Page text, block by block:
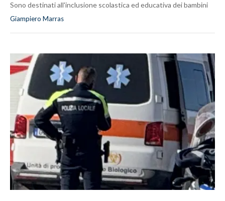
Sono destinati all'inclusione scolastica ed educativa dei bambini
Giampiero Marras